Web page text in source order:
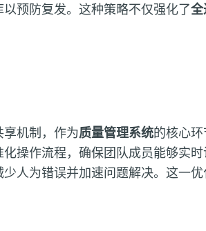
预防复发。这种策略不仅强化了全
机制，作为质量管理系统的核心
操作流程，确保团队成员能够实
人为错误并加速问题解决。这一